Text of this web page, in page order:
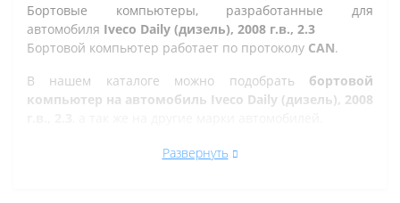
Бортовые компьютеры, разработанные для
автомобиля Iveco Daily (дизель), 2008 г.в., 2.3
Бортовой компьютер работает по протоколу CAN.
В нашем каталоге можно подобрать бортовой
компьютер на автомобиль Iveco Daily (дизель), 2008
Все рано или поздно в Казани сталкиваются с
Развернуть